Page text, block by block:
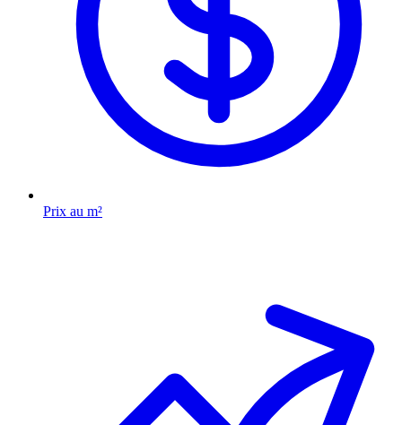
Prix au m²